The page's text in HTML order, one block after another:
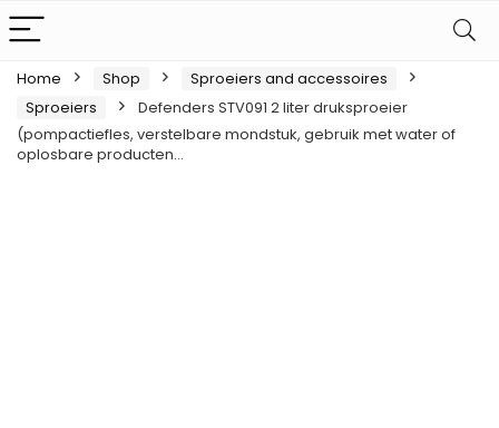
Home Shop
Sproeiers and accessoires
Sproeiers
Defenders STV091 2 liter druksproeier
(pompactiefles, verstelbare mondstuk, gebruik met water of
oplosbare producten…